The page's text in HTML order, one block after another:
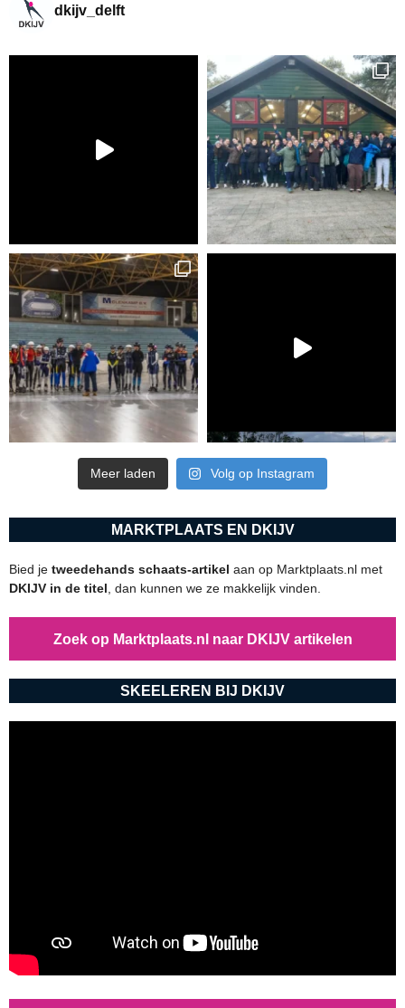
dkijv_delft
Meer laden Volg op Instagram
MARKTPLAATS EN DKIJV
Bied je tweedehands schaats-artikel aan op Marktplaats.nl met
DKIJV in de titel, dan kunnen we ze makkelijk vinden.
Zoek op Marktplaats.nl naar DKIJV artikelen
SKEELEREN BIJ DKIJV